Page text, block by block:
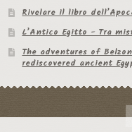
Rivelare il libro
L’Antico Egitto - Tra
The adventures of
rediscovered ancient